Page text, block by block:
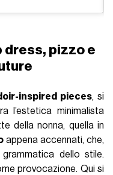
dress, pizzo e
inspired pieces, si
l’estetica minimalista
della nonna, quella in
appena accennati, che,
dello stile.
provocazione. Qui si